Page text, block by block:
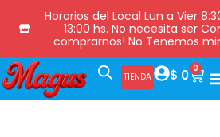
Horarios del Local Lun a Vier
13:00 hs. No necesita ser
comprarnos! No Tenemos
TIENDA $ 0 0